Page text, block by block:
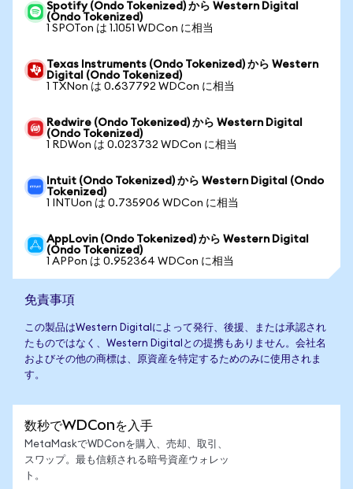
Spotify (Ondo Tokenized) から Western Digital
(Ondo Tokenized)
1 SPOTon は 1.1051 WDCon に相当
Texas Instruments (Ondo Tokenized) から Western
Digital (Ondo Tokenized)
1 TXNon は 0.637792 WDCon に相当
Redwire (Ondo Tokenized) から Western Digital
(Ondo Tokenized)
1 RDWon は 0.023732 WDCon に相当
Intuit (Ondo Tokenized) から Western Digital (Ondo
Tokenized)
1 INTUon は 0.735906 WDCon に相当
AppLovin (Ondo Tokenized) から Western Digital
(Ondo Tokenized)
1 APPon は 0.952364 WDCon に相当
免責事項
この製品はWestern Digitalによって発行、後援、または承認され
たものではなく、Western Digitalとの提携もありません。会社名
およびその他の商標は、原資産を特定するためのみに使用されま
す。
数秒でWDConを入手
MetaMaskでWDConを購入、売却、取引、
スワップ。最も信頼される暗号資産ウォレッ
ト。